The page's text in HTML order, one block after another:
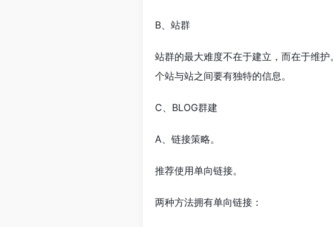
B、站群
站群的最大难度不在于建立，而在于维
个站与站之间要有独特的信息。
C、BLOG群建
A、链接策略。
推荐使用单向链接。
两种方法拥有单向链接：